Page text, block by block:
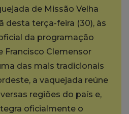
de Missão Velha
desta terça-feira (30), às
da programação
Francisco Clemensor
das mais tradicionais
a vaquejada reúne
regiões do país e,
oficialmente o